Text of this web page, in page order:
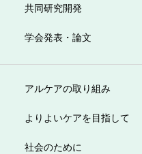
共同研究開発
学会発表・論文
アルケアの取り組み
よりよいケアを目指して
社会のために